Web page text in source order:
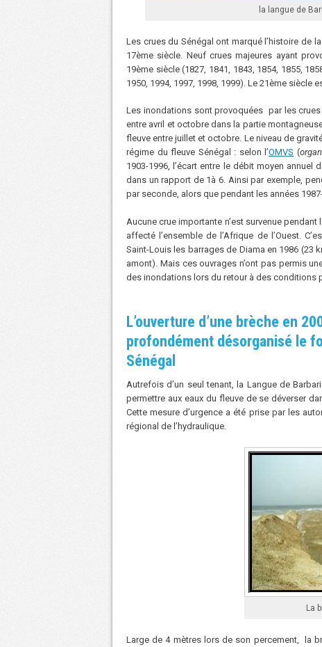
la langue de
Les crues du Sénégal ont marqué l’histoire de
17ème siècle. Neuf crues majeures ayant
19ème siècle (1827, 1841, 1843, 1854, 1855,
1950, 1994, 1997, 1998, 1999). Le 21ème siècle
Les inondations sont provoquées par les
entre avril et octobre dans la partie
fleuve entre juillet et octobre. Le niveau de
régime du fleuve Sénégal : selon l’OMVS (
1903-1996, l’écart entre le débit moyen annuel
dans un rapport de 1à 6. Ainsi par exemple,
par seconde, alors que pendant les années
Aucune crue importante n’est survenue
affecté l’ensemble de l’Afrique de l’Ouest.
Saint-Louis les barrages de Diama en 1986 (23
amont). Mais ces ouvrages n’ont pas permis
des inondations lors du retour à des conditions
L’ouverture d’une brèche en
profondément désorganisé le
Sénégal
Autrefois d’un seul tenant, la Langue de
permettre aux eaux du fleuve de se déverser
Cette mesure d’urgence a été prise par les
régional de l’hydraulique.
La
Large de 4 mètres lors de son percement, la